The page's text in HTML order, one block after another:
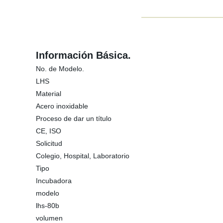
Información Básica.
No. de Modelo.
LHS
Material
Acero inoxidable
Proceso de dar un título
CE, ISO
Solicitud
Colegio, Hospital, Laboratorio
Tipo
Incubadora
modelo
lhs-80b
volumen